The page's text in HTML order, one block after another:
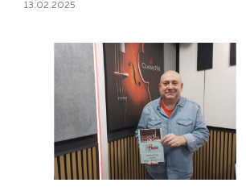
13.02.2025